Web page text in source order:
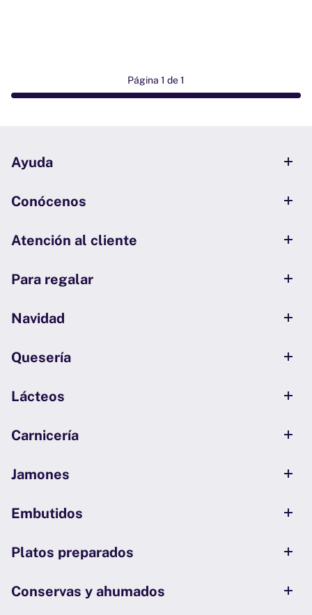
Página 1 de 1
Ayuda
Conócenos
Atención al cliente
Para regalar
Navidad
Quesería
Lácteos
Carnicería
Jamones
Embutidos
Platos preparados
Conservas y ahumados